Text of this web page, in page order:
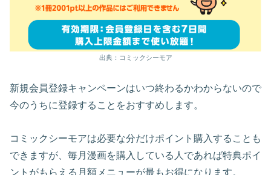
出典：コミックシーモア
新規会員登録キャンペーンはいつ終わるかわからないので
今のうちに登録することをおすすめします。
コミックシーモアは必要な分だけポイント購入することも
できますが、毎月漫画を購入している人であれば特典ポイ
ントがもらえる月額メニューが最もお得になります。